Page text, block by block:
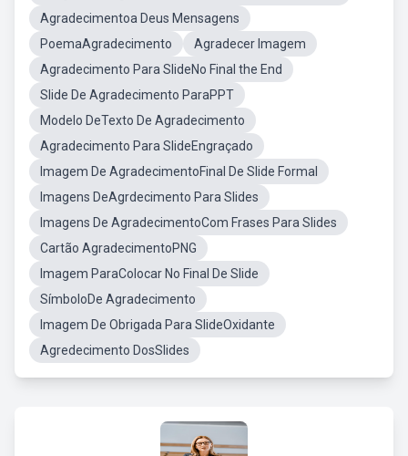
Agradecimentoa Deus Mensagens
PoemaAgradecimento
Agradecer Imagem
Agradecimento Para SlideNo Final the End
Slide De Agradecimento ParaPPT
Modelo DeTexto De Agradecimento
Agradecimento Para SlideEngraçado
Imagem De AgradecimentoFinal De Slide Formal
Imagens DeAgrdecimento Para Slides
Imagens De AgradecimentoCom Frases Para Slides
Cartão AgradecimentoPNG
Imagem ParaColocar No Final De Slide
SímboloDe Agradecimento
Imagem De Obrigada Para SlideOxidante
Agredecimento DosSlides